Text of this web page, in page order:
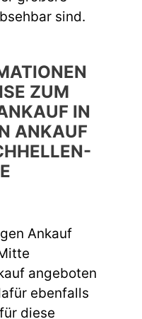
sind.
ZUM
IN
ANKAUF
Ankauf
angeboten
ebenfalls
diese